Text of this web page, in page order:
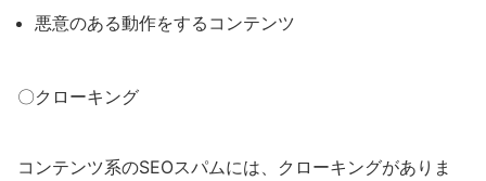
悪意のある動作をするコンテンツ
〇クローキング
コンテンツ系のSEOスパムには、クローキングがありま